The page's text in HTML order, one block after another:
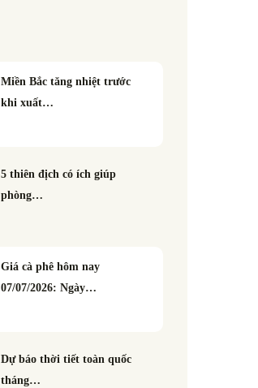
Miền Bắc tăng nhiệt trước
khi xuất…
5 thiên địch có ích giúp
phòng…
Giá cà phê hôm nay
07/07/2026: Ngày…
Dự báo thời tiết toàn quốc
tháng…